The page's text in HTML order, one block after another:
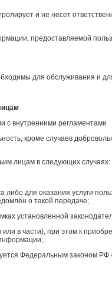
и не несет
предоставляемой
для обслуживания и
с внутренними регламентами
кроме случаев
лицам в следующих случаях:
для оказания услуги
о такой передаче;
установленной
в части), при этом к
Федеральным законом